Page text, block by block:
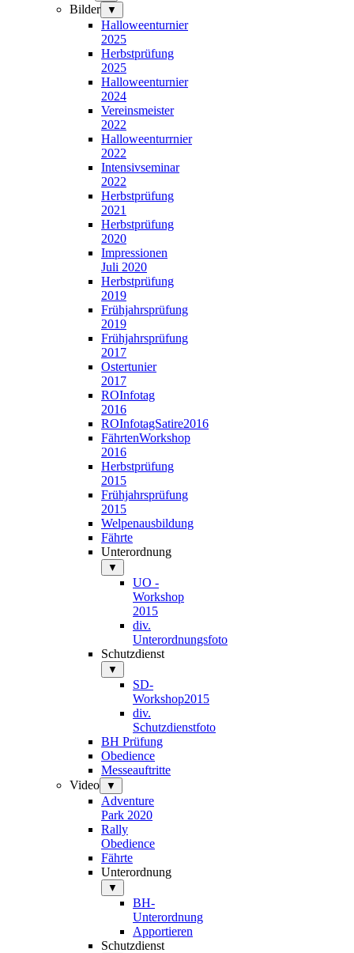
Bilder ▼
Halloweenturnier
2025
Herbstprüfung
2025
Halloweenturnier
2024
Vereinsmeister
2022
Halloweenturrnier
2022
Intensivseminar
2022
Herbstprüfung
2021
Herbstprüfung
2020
Impressionen
Juli 2020
Herbstprüfung
2019
Frühjahrsprüfung
2019
Frühjahrsprüfung
2017
Ostertunier
2017
ROInfotag
2016
ROInfotagSatire2016
FährtenWorkshop
2016
Herbstprüfung
2015
Frühjahrsprüfung
2015
Welpenausbildung
Fährte
Unterordnung
▼
UO -
Workshop
2015
div.
Unterordnungsfoto
Schutzdienst
▼
SD-
Workshop2015
div.
Schutzdienstfoto
BH Prüfung
Obedience
Messeauftritte
Video
▼
Adventure
Park 2020
Rally
Obedience
Fährte
Unterordnung
▼
BH-
Unterordnung
Apportieren
Schutzdienst